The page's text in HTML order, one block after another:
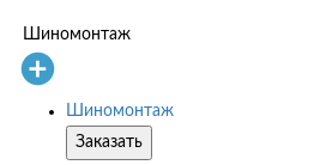
Шиномонтаж
Шиномонтаж
Заказать